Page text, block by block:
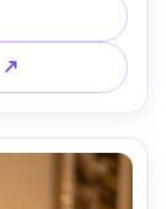
de
textura de
AR 4:5
↗